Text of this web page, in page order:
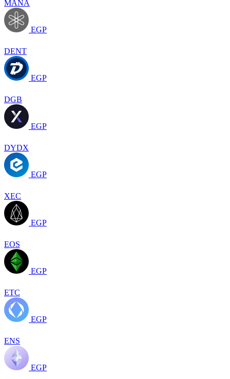
MANA
EGP
DENT
EGP
DGB
EGP
DYDX
EGP
XEC
EGP
EOS
EGP
ETC
EGP
ENS
EGP